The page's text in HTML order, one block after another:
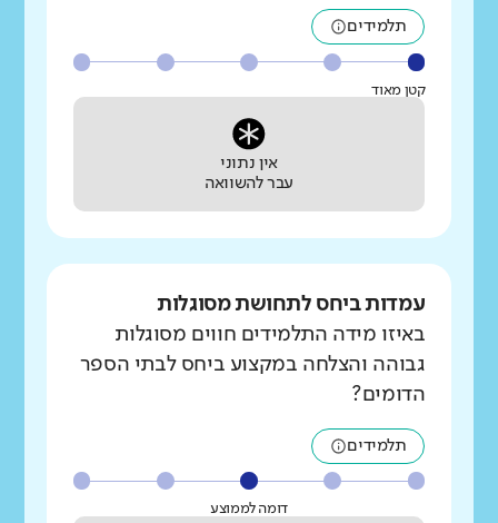
תלמידים
קטן מאוד
אין נתוני
עבר להשוואה
עמדות ביחס לתחושת מסוגלות
באיזו מידה התלמידים חווים מסוגלות
גבוהה והצלחה במקצוע ביחס לבתי הספר
הדומים?
תלמידים
דומה לממוצע